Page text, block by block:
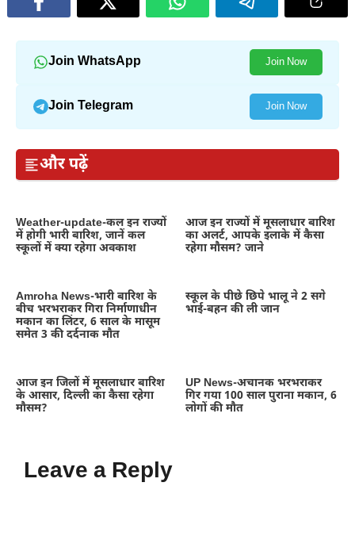
Join WhatsApp Join Now
Join Telegram Join Now
और पढ़ें
Weather-update-कल इन राज्यों
में होगी भारी बारिश, जानें कल
स्कूलों में क्या रहेगा अवकाश
आज इन राज्यों में मूसलाधार बारिश
का अलर्ट, आपके इलाके में कैसा
रहेगा मौसम? जाने
Amroha News-भारी बारिश के
बीच भरभराकर गिरा निर्माणाधीन
मकान का लिंटर, 6 साल के मासूम
समेत 3 की दर्दनाक मौत
स्कूल के पीछे छिपे भालू ने 2 सगे
भाई-बहन की ली जान
आज इन जिलों में मूसलाधार बारिश
के आसार, दिल्ली का कैसा रहेगा
मौसम?
UP News-अचानक भरभराकर
गिर गया 100 साल पुराना मकान, 6
लोगों की मौत
Leave a Reply